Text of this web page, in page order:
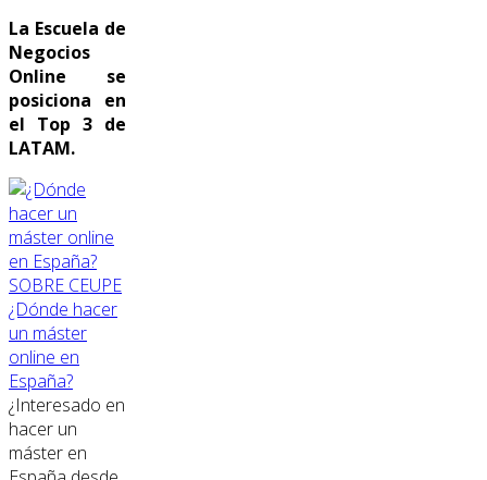
La Escuela de
Negocios
Online se
posiciona en
el Top 3 de
LATAM.
SOBRE CEUPE
¿Dónde hacer
un máster
online en
España?
¿Interesado en
hacer un
máster en